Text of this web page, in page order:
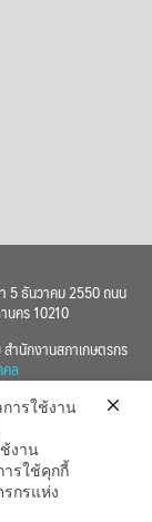
5 ธันวาคม 2550 ถนน
นคร 10210
นักงานสภาเกษตรกร
ล
ารใช้งาน
งาน
รใช้คุกกี้
กรแห่ง